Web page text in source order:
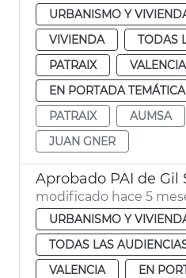
URBANISMO Y
VIVIENDA
TODAS
PATRAIX
VALENCIA
EN PORTADA TEMÁTICA
PATRAIX
AUMSA
JUAN GNER
Aprobado PAI de Gil
modificado hace 5
URBANISMO Y
TODAS LAS
VALENCIA
EN